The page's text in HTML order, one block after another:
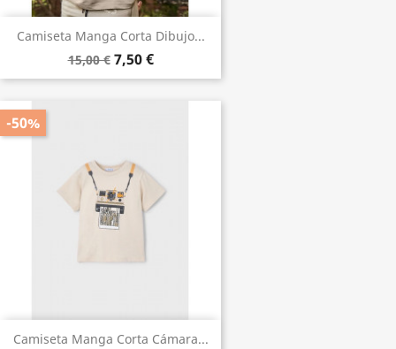
Camiseta Manga Corta Dibujo...
15,00 € 7,50 €
Camiseta Manga Corta Cámara...
-50%